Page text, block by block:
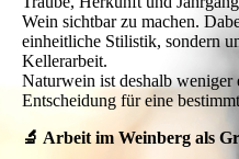
Wein sichtbar zu machen.
einheitliche Stilistik, sondern
Kellerarbeit.
Naturwein ist deshalb weniger
Entscheidung für eine
🔬 Arbeit im Weinberg als